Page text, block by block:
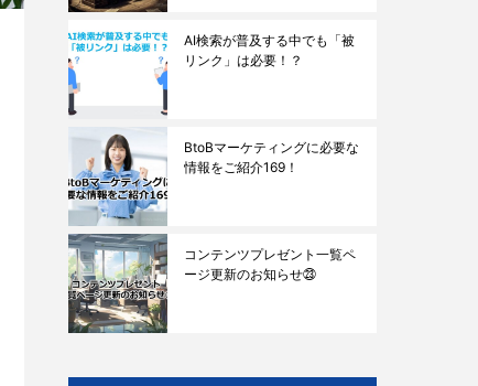
AI検索が普及する中でも「被
リンク」は必要！？
BtoBマーケティングに必要な
情報をご紹介169！
コンテンツプレゼント一覧ペ
ージ更新のお知らせ㉓